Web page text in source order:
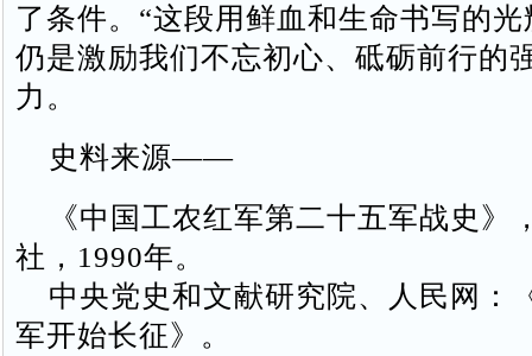
了条件。“这段用鲜血和生命书写的
仍是激励我们不忘初心、砥砺前行的
力。
史料来源——
《中国工农红军第二十五军战史》
社，1990年。
中央党史和文献研究院、人民网：
军开始长征》。